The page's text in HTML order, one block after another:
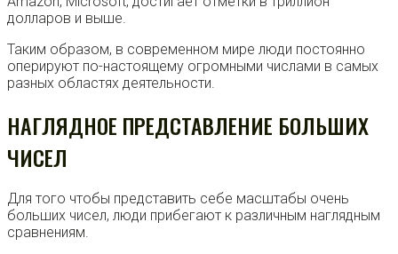
долларов и выше.
Таким образом, в современном мире люди постоянно
оперируют по-настоящему огромными числами в самых
разных областях деятельности.
НАГЛЯДНОЕ ПРЕДСТАВЛЕНИЕ БОЛЬШИХ
ЧИСЕЛ
Для того чтобы представить себе масштабы очень
больших чисел, люди прибегают к различным наглядным
сравнениям.